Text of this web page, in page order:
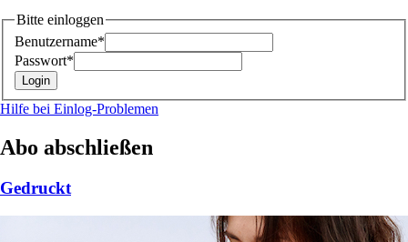
Bitte einloggen
Benutzername*
Passwort*
Hilfe bei Einlog-Problemen
Abo abschließen
Gedruckt